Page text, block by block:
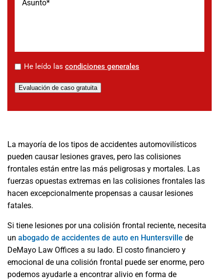
* He leído las condiciones generales
Evaluación de caso gratuita
La mayoría de los tipos de accidentes automovilísticos
pueden causar lesiones graves, pero las colisiones
frontales están entre las más peligrosas y mortales. Las
fuerzas opuestas extremas en las colisiones frontales las
hacen excepcionalmente propensas a causar lesiones
fatales.
Si tiene lesiones por una colisión frontal reciente, necesita
un abogado de accidentes de auto en Huntersville de
DeMayo Law Offices a su lado. El costo financiero y
emocional de una colisión frontal puede ser enorme, pero
podemos ayudarle a encontrar alivio en forma de